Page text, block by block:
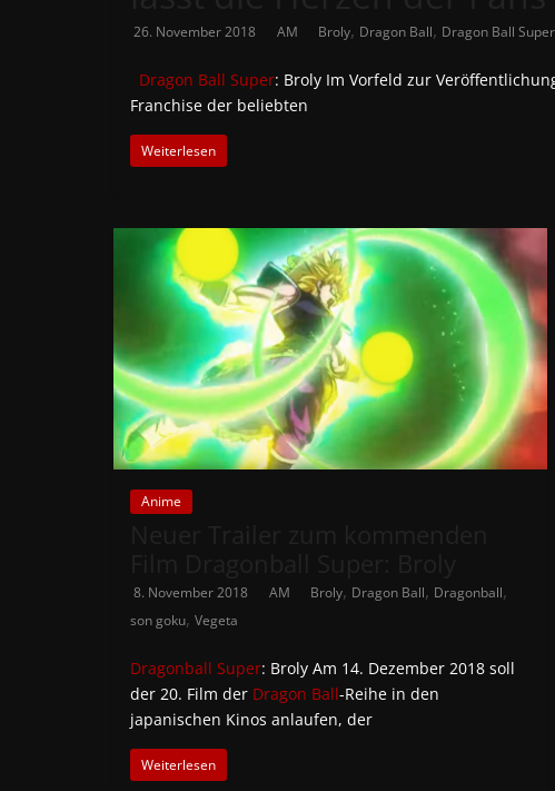
Japan
Deutschland
26. November 2018 AM Broly, Dragon Ball, Dragon Ball
Dragon Ball Super: Broly Im Vorfeld zur
Franchise der beliebten
Weiterlesen
Anime
8. November 2018 AM Broly, Dragon Ball, Dragonball,
son goku, Vegeta
Dragonball Super: Broly Am 14. Dezember 2018 soll
der 20. Film der Dragon Ball-Reihe in den
japanischen Kinos anlaufen, der
Weiterlesen